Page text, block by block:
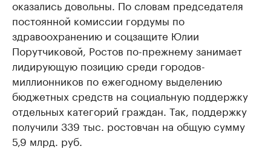
оказались довольны. По словам председателя
постоянной комиссии гордумы по
здравоохранению и соцзащите Юлии
Порутчиковой, Ростов по-прежнему занимает
лидирующую позицию среди городов-
миллионников по ежегодному выделению
бюджетных средств на социальную поддержку
отдельных категорий граждан. Так, поддержку
получили 339 тыс. ростовчан на общую сумму
5,9 млрд. руб.